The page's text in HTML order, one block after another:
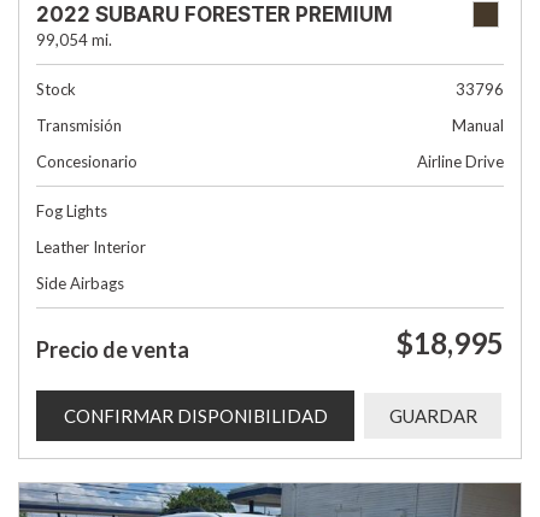
2022 SUBARU FORESTER PREMIUM
99,054 mi.
Stock
33796
Transmisión
Manual
Concesionario
Airline Drive
Fog Lights
Leather Interior
Side Airbags
Precio de venta $18,995
CONFIRMAR DISPONIBILIDAD GUARDAR